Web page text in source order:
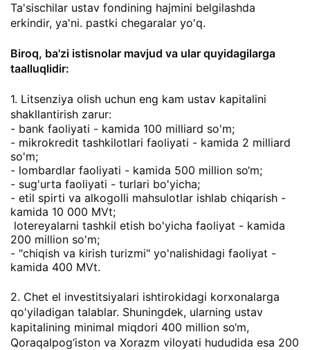
Ta'sischilar ustav fondining hajmini belgilashda
erkindir, ya'ni. pastki chegaralar yo'q.
Biroq, ba'zi istisnolar mavjud va ular quyidagilarga
taalluqlidir:
1. Litsenziya olish uchun eng kam ustav kapitalini
shakllantirish zarur:
- bank faoliyati - kamida 100 milliard so'm;
- mikrokredit tashkilotlari faoliyati - kamida 2 milliard
so'm;
- lombardlar faoliyati - kamida 500 million so‘m;
- sug'urta faoliyati - turlari bo'yicha;
- etil spirti va alkogolli mahsulotlar ishlab chiqarish -
kamida 10 000 MVt;
lotereyalarni tashkil etish bo'yicha faoliyat - kamida
200 million so'm;
- "chiqish va kirish turizmi" yo'nalishidagi faoliyat -
kamida 400 MVt.
2. Chet el investitsiyalari ishtirokidagi korxonalarga
qo'yiladigan talablar. Shuningdek, ularning ustav
kapitalining minimal miqdori 400 million so‘m,
Qoraqalpog‘iston va Xorazm viloyati hududida esa 200